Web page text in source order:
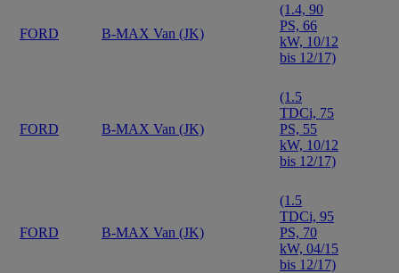
FORD B-MAX Van (JK)
(1.4, 90
PS, 66
kW, 10/12
bis 12/17)
FORD B-MAX Van (JK)
(1.5
TDCi, 75
PS, 55
kW, 10/12
bis 12/17)
FORD B-MAX Van (JK)
(1.5
TDCi, 95
PS, 70
kW, 04/15
bis 12/17)